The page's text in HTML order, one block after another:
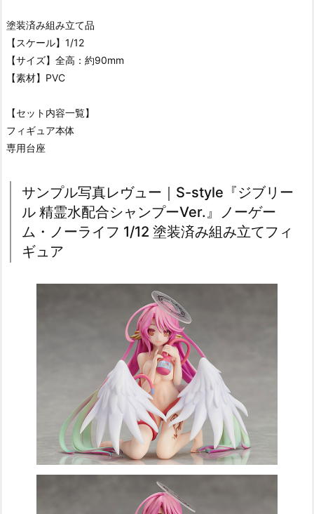
塗装済み組み立て品
【スケール】1/12
【サイズ】全高：約90mm
【素材】PVC
【セット内容一覧】
フィギュア本体
専用台座
サンプル写真レヴュー｜S-style『ジブリー
ル 精霊水配合シャンプーVer.』ノーゲー
ム・ノーライフ 1/12 塗装済み組み立てフィ
ギュア